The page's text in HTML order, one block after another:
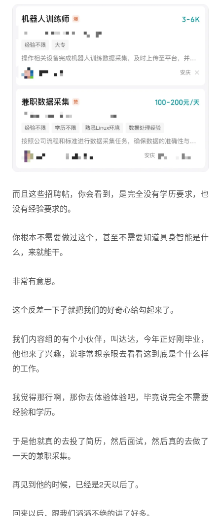
而且这些招聘帖，你会看到，是完全没有学历要求，也
没有经验要求的。
你根本不需要做过这个，甚至不需要知道具身智能是什
么，来就能干。
非常有意思。
这个反差一下子就把我们的好奇心给勾起来了。
我们内容组的有个小伙伴，叫达达，今年正好刚毕业，
他也来了兴趣，说非常想亲眼去看看这到底是个什么样
的工作。
我觉得那行啊，那你去体验体验吧，毕竟说完全不需要
经验和学历。
于是他就真的去投了简历，然后面试，然后真的去做了
一天的兼职采集。
再见到他的时候，已经是2天以后了。
回来以后，跟我们滔滔不绝的讲了好多。